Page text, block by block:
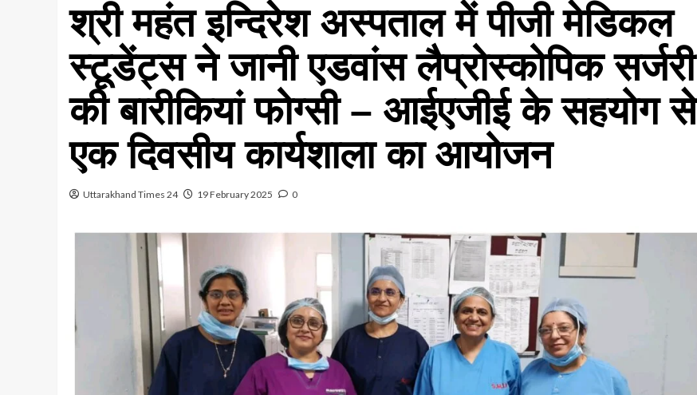
श्री महंत इन्दिरेश अस्पताल में पीजी मेडिकल
स्टूडेंट्स ने जानी एडवांस लैप्रोस्कोपिक सर्जरी
की बारीकियां फोग्सी – आईएजीई के सहयोग से
एक दिवसीय कार्यशाला का आयोजन
Uttarakhand Times 24 19 February 2025 0